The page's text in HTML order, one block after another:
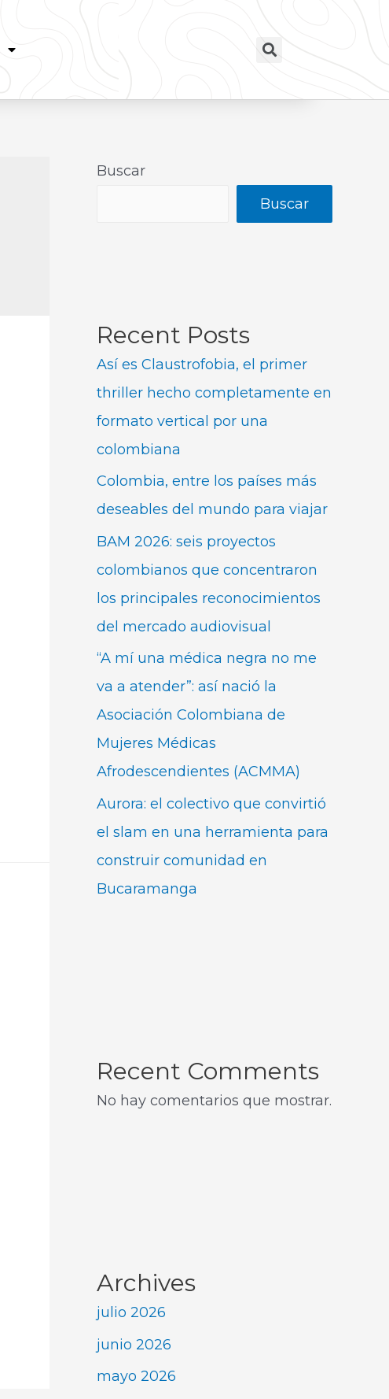
Buscar
Buscar
Recent Posts
Así es Claustrofobia, el primer
thriller hecho completamente en
formato vertical por una
colombiana
Colombia, entre los países más
deseables del mundo para viajar
BAM 2026: seis proyectos
colombianos que concentraron
los principales reconocimientos
del mercado audiovisual
“A mí una médica negra no me
va a atender”: así nació la
Asociación Colombiana de
Mujeres Médicas
Afrodescendientes (ACMMA)
Aurora: el colectivo que convirtió
el slam en una herramienta para
construir comunidad en
Bucaramanga
Recent Comments
No hay comentarios que mostrar.
Archives
julio 2026
junio 2026
mayo 2026